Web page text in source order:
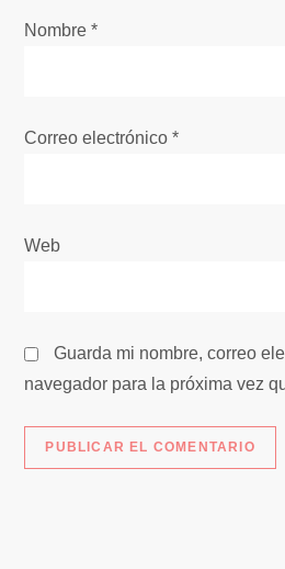
Nombre*
Correo electrónico*
Web
Guarda mi nombre, correo
navegador para la próxima vez